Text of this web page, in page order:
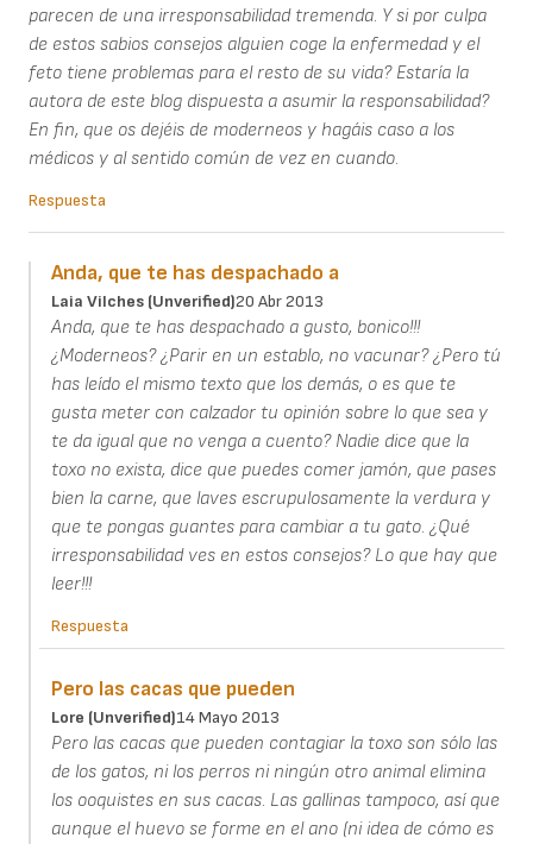
parecen de una irresponsabilidad tremenda. Y si por culpa
de estos sabios consejos alguien coge la enfermedad y el
feto tiene problemas para el resto de su vida? Estaría la
autora de este blog dispuesta a asumir la responsabilidad?
En fin, que os dejéis de moderneos y hagáis caso a los
médicos y al sentido común de vez en cuando.
Respuesta
Anda, que te has despachado a
Laia Vilches (unverified)20 Abr 2013
Anda, que te has despachado a gusto, bonico!!!
¿Moderneos? ¿Parir en un establo, no vacunar? ¿Pero tú
has leído el mismo texto que los demás, o es que te
gusta meter con calzador tu opinión sobre lo que sea y
te da igual que no venga a cuento? Nadie dice que la
toxo no exista, dice que puedes comer jamón, que pases
bien la carne, que laves escrupulosamente la verdura y
que te pongas guantes para cambiar a tu gato. ¿Qué
irresponsabilidad ves en estos consejos? Lo que hay que
leer!!!
Respuesta
Pero las cacas que pueden
Lore (unverified)14 Mayo 2013
Pero las cacas que pueden contagiar la toxo son sólo las
de los gatos, ni los perros ni ningún otro animal elimina
los ooquistes en sus cacas. Las gallinas tampoco, así que
aunque el huevo se forme en el ano (ni idea de cómo es